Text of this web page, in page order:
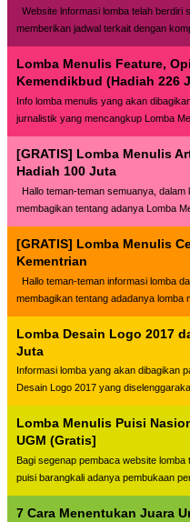
Website lnformasi lomba telah berdiri
memberikan jadwal terkait dengan
Lomba Menulis Feature,
Kemendikbud (Hadiah 226
Info lomba menulis yang akan
jurnalistik yang mencangkup Lomba
[GRATIS] Lomba Menulis
Hadiah 100 Juta
Hallo teman-teman semuanya,
membagikan tentang adanya Lomba
[GRATIS] Lomba Menulis
Kementrian
Hallo teman-teman informasi lomba
membagikan tentang adadanya lomba
Lomba Desain Logo 2017
Juta
Informasi lomba yang akan dibagikan
Desain Logo 2017 yang
Lomba Menulis Puisi
UGM (Gratis]
Bagi segenap pembaca website
puisi barangkali adanya pembukaan
7 Cara Menentukan Juara